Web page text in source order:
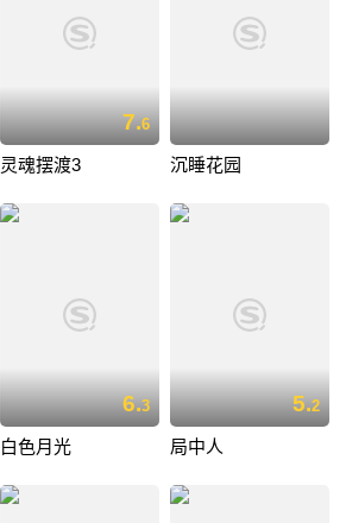
7.6
灵魂摆渡3 沉睡花园
6.3
白色月光
5.2
局中人